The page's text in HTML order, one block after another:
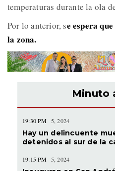
temperaturas durante la ola
Por lo anterior, se espera
la zona.
Minuto
19:30 PM 5, 2024
Hay un delincuente
detenidos al sur de la
19:15 PM 5, 2024